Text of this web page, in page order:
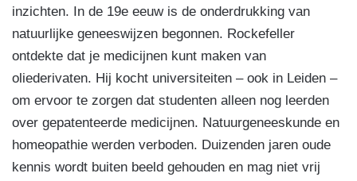
inzichten. In de 19e eeuw is de onderdrukking van
natuurlijke geneeswijzen begonnen. Rockefeller
ontdekte dat je medicijnen kunt maken van
oliederivaten. Hij kocht universiteiten – ook in Leiden –
om ervoor te zorgen dat studenten alleen nog leerden
over gepatenteerde medicijnen. Natuurgeneeskunde en
homeopathie werden verboden. Duizenden jaren oude
kennis wordt buiten beeld gehouden en mag niet vrij